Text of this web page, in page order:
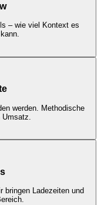
– wie viel Kontext es
werden. Methodische
bringen Ladezeiten und